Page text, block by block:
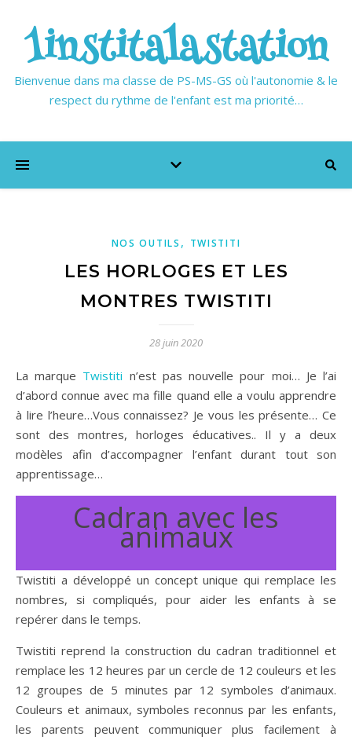
1institalastation
Bienvenue dans ma classe de PS-MS-GS où l'autonomie & le
respect du rythme de l'enfant est ma priorité…
NOS OUTILS , TWISTITI
LES HORLOGES ET LES
MONTRES TWISTITI
28 juin 2020
La marque Twistiti n’est pas nouvelle pour moi… Je l’ai
d’abord connue avec ma fille quand elle a voulu apprendre
à lire l’heure…Vous connaissez? Je vous les présente… Ce
sont des montres, horloges éducatives.. Il y a deux
modèles afin d’accompagner l’enfant durant tout son
apprentissage…
Cadran avec les
animaux
Twistiti a développé un concept unique qui remplace les
nombres, si compliqués, pour aider les enfants à se
repérer dans le temps.
Twistiti reprend la construction du cadran traditionnel et
remplace les 12 heures par un cercle de 12 couleurs et les
12 groupes de 5 minutes par 12 symboles d’animaux.
Couleurs et animaux, symboles reconnus par les enfants,
les parents peuvent communiquer plus facilement à